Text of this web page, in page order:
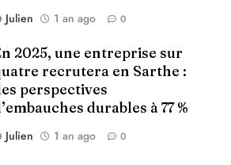
Julien 1 an ago 0
2025, une entreprise sur
recrutera en Sarthe :
perspectives
durables à 77 %
Julien 1 an ago 0